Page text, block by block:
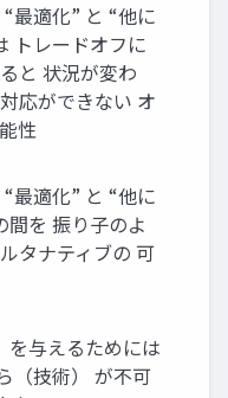
最適化” と “他に
トレードオフに
と 状況が変わ
応ができない オ
性
最適化” と “他に
間を 振り⼦のよ
タナティブの 可
与えるためには
（技術） が不可